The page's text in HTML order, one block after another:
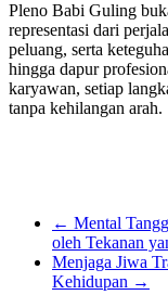
Pleno Babi Guling
representasi dari
peluang, serta
hingga dapur
karyawan, setiap
tanpa kehilangan arah.
← Mental
oleh Tekanan
Menjaga Jiwa
Kehidupan →